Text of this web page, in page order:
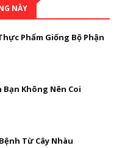
NÀY
Phẩm Giống Bộ Phận
Không Nên Coi
Từ Cây Nhàu